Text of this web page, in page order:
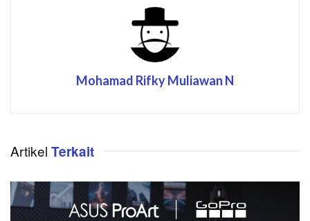
Mohamad Rifky Muliawan N
Artikel Terkait